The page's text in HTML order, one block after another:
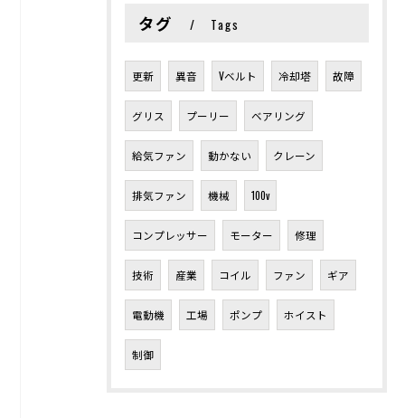
タグ Tags
更新 異音 Vベルト 冷却塔 故障
グリス プーリー ベアリング
給気ファン 動かない クレーン
排気ファン 機械 100v
コンプレッサー モーター 修理
技術 産業 コイル ファン ギア
電動機 工場 ポンプ ホイスト
制御